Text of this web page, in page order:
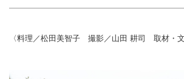
〈料理／松田美智子 撮影／山田 耕司 取材・文